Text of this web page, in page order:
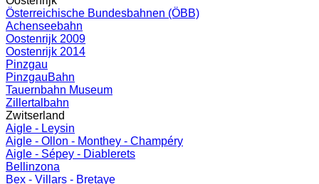
Österreichische Bundesbahnen (ÖBB)
Achenseebahn
Oostenrijk 2009
Oostenrijk 2014
Pinzgau
PinzgauBahn
Tauernbahn Museum
Zillertalbahn
Zwitserland
Aigle - Leysin
Aigle - Ollon - Monthey - Champéry
Aigle - Sépey - Diablerets
Bellinzona
Bex - Villars - Bretaye